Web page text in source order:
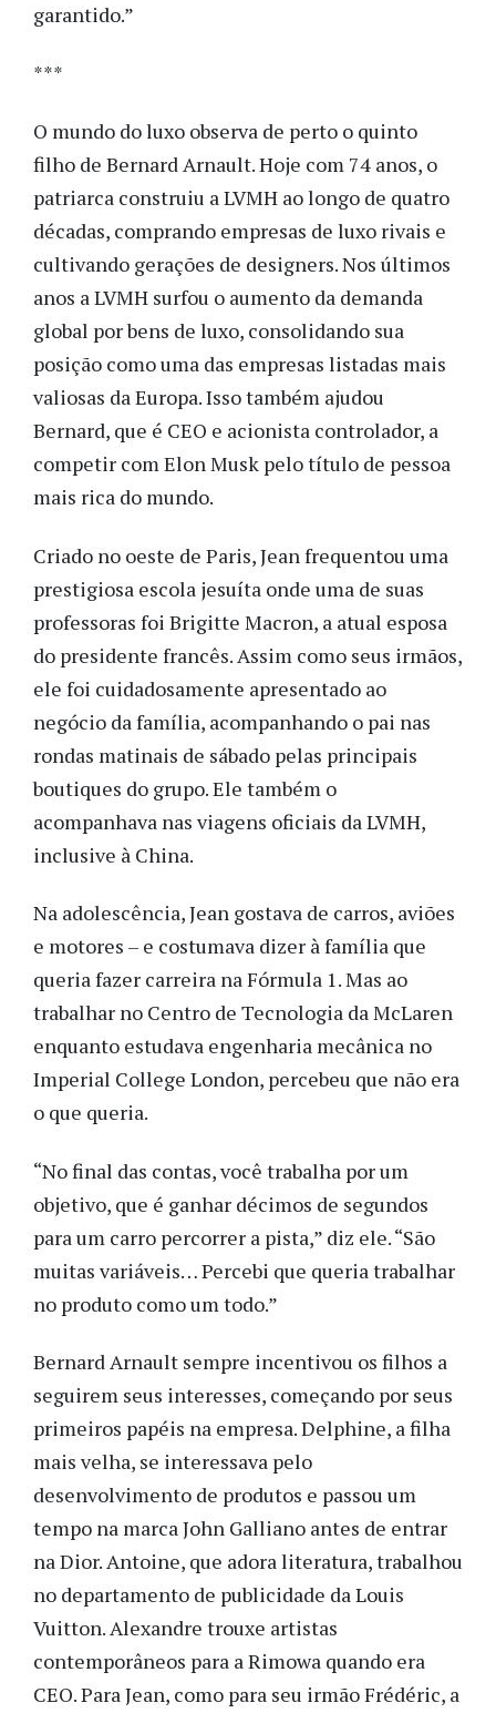
garantido.”
***
O mundo do luxo observa de perto o quinto
filho de Bernard Arnault. Hoje com 74 anos, o
patriarca construiu a LVMH ao longo de quatro
décadas, comprando empresas de luxo rivais e
cultivando gerações de designers. Nos últimos
anos a LVMH surfou o aumento da demanda
global por bens de luxo, consolidando sua
posição como uma das empresas listadas mais
valiosas da Europa. Isso também ajudou
Bernard, que é CEO e acionista controlador, a
competir com Elon Musk pelo título de pessoa
mais rica do mundo.
Criado no oeste de Paris, Jean frequentou uma
prestigiosa escola jesuíta onde uma de suas
professoras foi Brigitte Macron, a atual esposa
do presidente francês. Assim como seus irmãos,
ele foi cuidadosamente apresentado ao
negócio da família, acompanhando o pai nas
rondas matinais de sábado pelas principais
boutiques do grupo. Ele também o
acompanhava nas viagens oficiais da LVMH,
inclusive à China.
Na adolescência, Jean gostava de carros, aviões
e motores – e costumava dizer à família que
queria fazer carreira na Fórmula 1. Mas ao
trabalhar no Centro de Tecnologia da McLaren
enquanto estudava engenharia mecânica no
Imperial College London, percebeu que não era
o que queria.
“No final das contas, você trabalha por um
objetivo, que é ganhar décimos de segundos
para um carro percorrer a pista,” diz ele. “São
muitas variáveis… Percebi que queria trabalhar
no produto como um todo.”
Bernard Arnault sempre incentivou os filhos a
seguirem seus interesses, começando por seus
primeiros papéis na empresa. Delphine, a filha
mais velha, se interessava pelo
desenvolvimento de produtos e passou um
tempo na marca John Galliano antes de entrar
na Dior. Antoine, que adora literatura, trabalhou
no departamento de publicidade da Louis
Vuitton. Alexandre trouxe artistas
contemporâneos para a Rimowa quando era
CEO. Para Jean, como para seu irmão Frédéric, a